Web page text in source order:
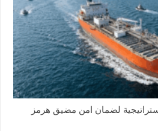
لضمان امن مضيق هرمز